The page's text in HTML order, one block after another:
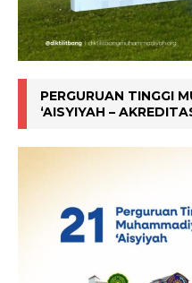
PERGURUAN TINGGI
‘AISYIYAH –